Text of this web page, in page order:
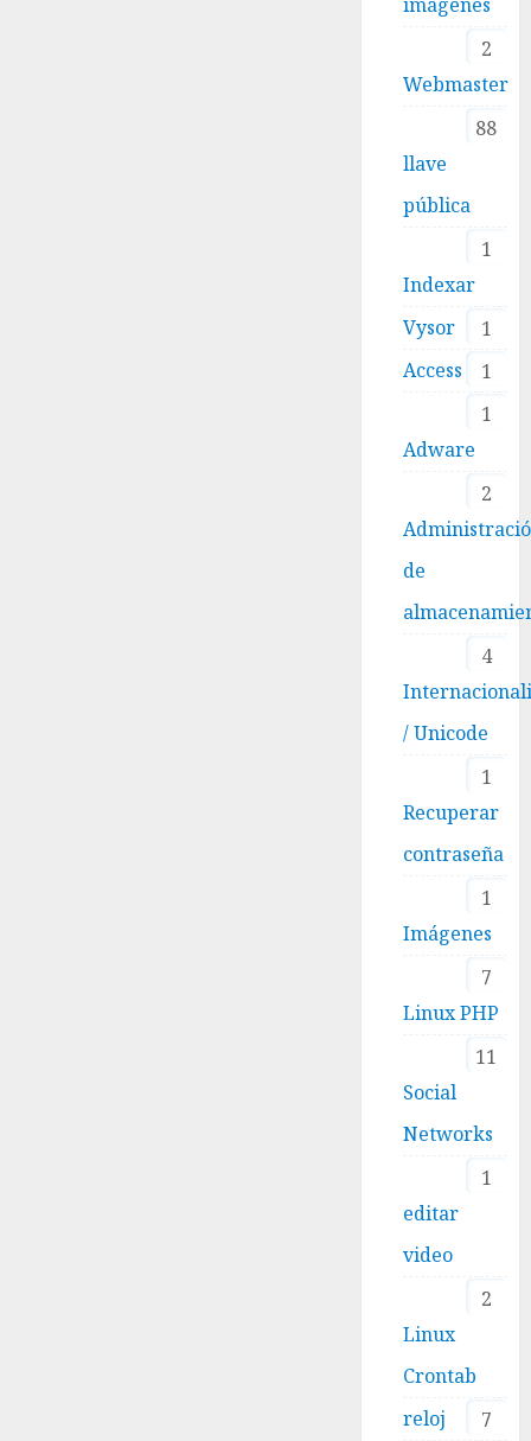
2
Webmaster
88
llave
pública
1
Indexar
1
Vysor
1
Access
1
Adware
2
de
4
/ Unicode
1
Recuperar
contraseña
1
Imágenes
7
Linux PHP
11
Social
Networks
1
editar
video
2
Linux
Crontab
7
reloj